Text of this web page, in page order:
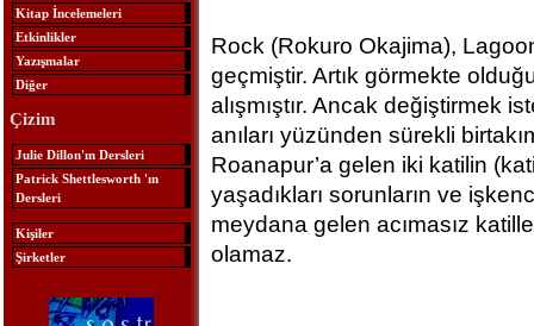
Kitap İncelemeleri
Etkinlikler
Yazışmalar
Diğer
Çizim
Julie Dillon'ın Dersleri
Patrick Shettlesworth 'ın
Dersleri
Kişiler
Şirketler
Rock (Rokuro Okajima),
geçmiştir. Artık görmekte
alışmıştır. Ancak değiştirmek
anıları yüzünden sürekli
Roanapur’a gelen iki katilin
yaşadıkları sorunların ve
meydana gelen acımasız
olamaz.